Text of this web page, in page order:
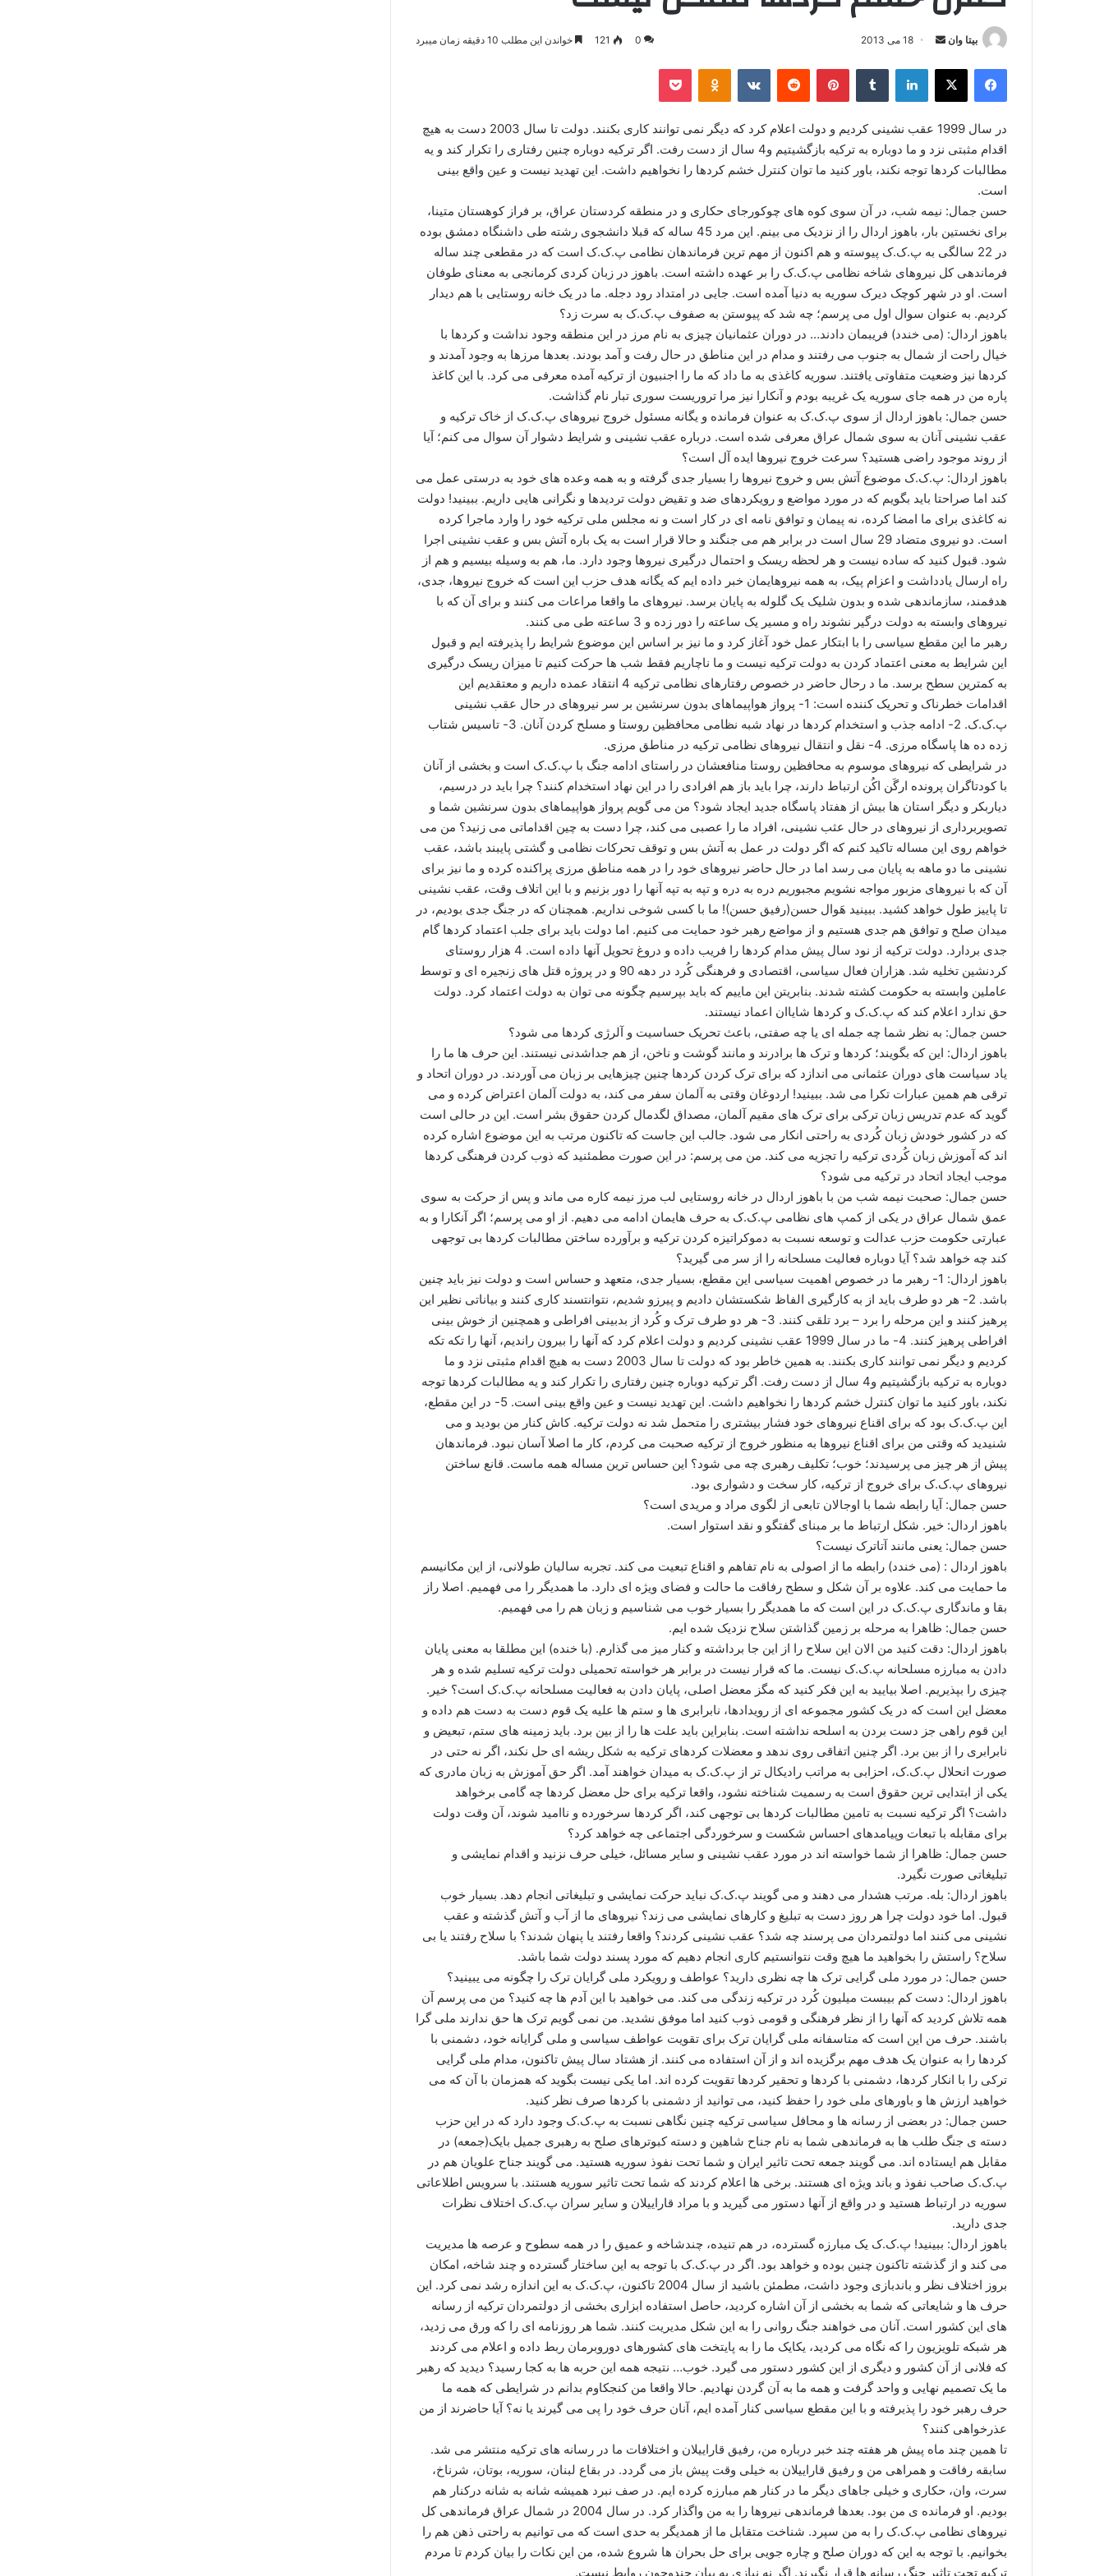
بیتا وان
ا
ی
م
ل
18 می 2013 0
121 خواندن این مطلب 10 دقیقه زمان میبرد
فیس بوک لینکدین ‫پین‌ترست ‫رددیت
در سال 1999 عقب نشینی کردیم و دولت اعلام کرد که دیگر نمی توانند کاری بکنند. دولت تا سال 2003 دست به هیچ
اقدام مثبتی نزد و ما دوباره به ترکیه بازگشیتیم و4 سال از دست رفت. اگر ترکیه دوباره چنین رفتاری را تکرار کند و یه
مطالبات کردها توجه نکند، باور کنید ما توان کنترل خشم کردها را نخواهیم داشت. این تهدید نیست و عین واقع بینی
است.
حسن جمال: نیمه شب، در آن سوی کوه های چوکورجای حکاری و در منطقه کردستان عراق، بر فراز کوهستان متینا،
برای نخستین بار، باهوز اردال را از نزدیک می بینم. این مرد 45 ساله که قبلا دانشجوی رشته طی داشنگاه دمشق بوده
در 22 سالگی به پ.ک.ک پیوسته و هم اکنون از مهم ترین فرماندهان نظامی پ.ک.ک است که در مقطعی چند ساله
فرماندهی کل نیروهای شاخه نظامی پ.ک.ک را بر عهده داشته است. باهوز در زبان کردی کرمانجی به معنای طوفان
است. او در شهر کوچک دیرک سوریه به دنیا آمده است. جایی در امتداد رود دجله. ما در یک خانه روستایی با هم دیدار
کردیم. به عنوان سوال اول می پرسم؛ چه شد که پیوستن به صفوف پ.ک.ک به سرت زد؟
باهوز اردال: (می خندد) فریبمان دادند… در دوران عثمانیان چیزی به نام مرز در این منطقه وجود نداشت و کردها با
خیال راحت از شمال به جنوب می رفتند و مدام در این مناطق در حال رفت و آمد بودند. بعدها مرزها به وجود آمدند و
کردها نیز وضعیت متفاوتی یافتند. سوریه کاغذی به ما داد که ما را اجنبیون از ترکیه آمده معرفی می کرد. با این کاغذ
پاره من در همه جای سوریه یک غریبه بودم و آنکارا نیز مرا تروریست سوری تبار نام گذاشت.
حسن جمال: باهوز اردال از سوی پ.ک.ک به عنوان فرمانده و یگانه مسئول خروج نیروهای پ.ک.ک از خاک ترکیه و
عقب نشینی آنان به سوی شمال عراق معرفی شده است. درباره عقب نشینی و شرایط دشوار آن سوال می کنم؛ آیا
از روند موجود راضی هستید؟ سرعت خروج نیروها ایده آل است؟
باهوز اردال: پ.ک.ک موضوع آتش بس و خروج نیروها را بسیار جدی گرفته و به همه وعده های خود به درستی عمل می
کند اما صراحتا باید بگویم که در مورد مواضع و رویکردهای ضد و تقیض دولت تردیدها و نگرانی هایی داریم. ببینید! دولت
نه کاغذی برای ما امضا کرده، نه پیمان و توافق نامه ای در کار است و نه مجلس ملی ترکیه خود را وارد ماجرا کرده
است. دو نیروی متضاد 29 سال است در برابر هم می جنگند و حالا قرار است به یک باره آتش بس و عقب نشینی اجرا
شود. قبول کنید که ساده نیست و هر لحظه ریسک و احتمال درگیری نیروها وجود دارد. ما، هم به وسیله بیسیم و هم از
راه ارسال یادداشت و اعزام پیک، به همه نیروهایمان خبر داده ایم که یگانه هدف حزب این است که خروج نیروها، جدی،
هدفمند، سازماندهی شده و بدون شلیک یک گلوله به پایان برسد. نیروهای ما واقعا مراعات می کنند و برای آن که با
نیروهای وابسته به دولت درگیر نشوند راه و مسیر یک ساعته را دور زده و 3 ساعته طی می کنند.
رهبر ما این مقطع سیاسی را با ابتکار عمل خود آغاز کرد و ما نیز بر اساس این موضوع شرایط را پذیرفته ایم و قبول
این شرایط به معنی اعتماد کردن به دولت ترکیه نیست و ما ناچاریم فقط شب ها حرکت کنیم تا میزان ریسک درگیری
به کمترین سطح برسد. ما د رحال حاضر در خصوص رفتارهای نظامی ترکیه 4 انتقاد عمده داریم و معتقدیم این
اقدامات خطرناک و تحریک کننده است: 1- پرواز هواپیماهای بدون سرنشین بر سر نیروهای در حال عقب نشینی
پ.ک.ک. 2- ادامه جذب و استخدام کردها در نهاد شبه نظامی محافظین روستا و مسلح کردن آنان. 3- تاسیس شتاب
زده ده ها پاسگاه مرزی. 4- نقل و انتقال نیروهای نظامی ترکیه در مناطق مرزی.
در شرایطی که نیروهای موسوم به محافظین روستا منافعشان در راستای ادامه جنگ با پ.ک.ک است و بخشی از آنان
با کودتاگران پرونده ارگَن اکُن ارتباط دارند، چرا باید باز هم افرادی را در این نهاد استخدام کنند؟ چرا باید در درسیم،
دیاربکر و دیگر استان ها بیش از هفتاد پاسگاه جدید ایجاد شود؟ من می گویم پرواز هواپیماهای بدون سرنشین شما و
تصویربرداری از نیروهای در حال عثب نشینی، افراد ما را عصبی می کند، چرا دست به چین اقداماتی می زنید؟ من می
خواهم روی این مساله تاکید کنم که اگر دولت در عمل به آتش بس و توقف تحرکات نظامی و گشتی پایبند باشد، عقب
نشینی ما دو ماهه به پایان می رسد اما در حال حاضر نیروهای خود را در همه مناطق مرزی پراکنده کرده و ما نیز برای
آن که با نیروهای مزبور مواجه نشویم مجبوریم دره به دره و تپه به تپه آنها را دور بزنیم و با این اتلاف وقت، عقب نشینی
تا پاییز طول خواهد کشید. ببینید هَوال حسن(رفیق حسن)! ما با کسی شوخی نداریم. همچنان که در جنگ جدی بودیم، در
میدان صلح و توافق هم جدی هستیم و از مواضع رهبر خود حمایت می کنیم. اما دولت باید برای جلب اعتماد کردها گام
جدی بردارد. دولت ترکیه از نود سال پیش مدام کردها را فریب داده و دروغ تحویل آنها داده است. 4 هزار روستای
کردنشین تخلیه شد. هزاران فعال سیاسی، اقتصادی و فرهنگی کُرد در دهه 90 و در پروژه قتل های زنجیره ای و توسط
عاملین وابسته به حکومت کشته شدند. بنابریتن این ماییم که باید بپرسیم چگونه می توان به دولت اعتماد کرد. دولت
حق ندارد اعلام کند که پ.ک.ک و کردها شایاان اعماد نیستند.
حسن جمال: به نظر شما چه جمله ای یا چه صفتی، باعث تحریک حساسیت و آلرژی کردها می شود؟
باهوز اردال: این که بگویند؛ کردها و ترک ها برادرند و مانند گوشت و ناخن، از هم جداشدنی نیستند. این حرف ها ما را
یاد سیاست های دوران عثمانی می اندازد که برای ترک کردن کردها چنین چیزهایی بر زبان می آوردند. در دوران اتحاد و
ترقی هم همین عبارات تکرا می شد. ببینید! اردوغان وقتی به آلمان سفر می کند، به دولت آلمان اعتراض کرده و می
گوید که عدم تدریس زبان ترکی برای ترک های مقیم آلمان، مصداق لگدمال کردن حقوق بشر است. این در حالی است
که در کشور خودش زبان کُردی به راحتی انکار می شود. جالب این جاست که تاکنون مرتب به این موضوع اشاره کرده
اند که آموزش زبان کُردی ترکیه را تجزیه می کند. من می پرسم: در این صورت مطمئنید که ذوب کردن فرهنگی کردها
موجب ایجاد اتحاد در ترکیه می شود؟
حسن جمال: صحبت نیمه شب من با باهوز اردال در خانه روستایی لب مرز نیمه کاره می ماند و پس از حرکت به سوی
عمق شمال عراق در یکی از کمپ های نظامی پ.ک.ک به حرف هایمان ادامه می دهیم. از او می پرسم؛ اگر آنکارا و به
عبارتی حکومت حزب عدالت و توسعه نسبت به دموکراتیزه کردن ترکیه و برآورده ساختن مطالبات کردها بی توجهی
کند چه خواهد شد؟ آیا دوباره فعالیت مسلحانه را از سر می گیرید؟
باهوز اردال: 1- رهبر ما در خصوص اهمیت سیاسی این مقطع، بسیار جدی، متعهد و حساس است و دولت نیز باید چنین
باشد. 2- هر دو طرف باید از به کارگیری الفاظ شکستشان دادیم و پیرزو شدیم، نتوانتسند کاری کنند و بیاناتی نظیر این
پرهیز کنند و این مرحله را برد – برد تلقی کنند. 3- هر دو طرف ترک و کُرد از بدبینی افراطی و همچنین از خوش بینی
افراطی پرهیز کنند. 4- ما در سال 1999 عقب نشینی کردیم و دولت اعلام کرد که آنها را بیرون راندیم، آنها را تکه تکه
کردیم و دیگر نمی توانند کاری بکنند. به همین خاطر بود که دولت تا سال 2003 دست به هیچ اقدام مثبتی نزد و ما
دوباره به ترکیه بازگشیتیم و4 سال از دست رفت. اگر ترکیه دوباره چنین رفتاری را تکرار کند و یه مطالبات کردها توجه
نکند، باور کنید ما توان کنترل خشم کردها را نخواهیم داشت. این تهدید نیست و عین واقع بینی است. 5- در این مقطع،
این پ.ک.ک بود که برای اقناع نیروهای خود فشار بیشتری را متحمل شد نه دولت ترکیه. کاش کنار من بودید و می
شنیدید که وقتی من برای اقناع نیروها به منظور خروج از ترکیه صحبت می کردم، کار ما اصلا آسان نبود. فرماندهان
پیش از هر چیز می پرسیدند؛ خوب؛ تکلیف رهبری چه می شود؟ این حساس ترین مساله همه ماست. قانع ساختن
نیروهای پ.ک.ک برای خروج از ترکیه، کار سخت و دشواری بود.
حسن جمال: آیا رابطه شما با اوجالان تابعی از لگوی مراد و مریدی است؟
باهوز اردال: خیر. شکل ارتباط ما بر مبنای گفتگو و نقد استوار است.
حسن جمال: یعنی مانند آتاترک نیست؟
باهوز اردال : (می خندد) رابطه ما از اصولی به نام تفاهم و اقناع تبعیت می کند. تجربه سالیان طولانی، از این مکانیسم
ما حمایت می کند. علاوه بر آن شکل و سطح رفاقت ما حالت و فضای ویژه ای دارد. ما همدیگر را می فهمیم. اصلا راز
بقا و ماندگاری پ.ک.ک در این است که ما همدیگر را بسیار خوب می شناسیم و زبان هم را می فهمیم.
حسن جمال: ظاهرا به مرحله بر زمین گذاشتن سلاح نزدیک شده ایم.
باهوز اردال: دقت کنید من الان این سلاح را از این جا برداشته و کنار میز می گذارم. (با خنده) این مطلقا به معنی پایان
دادن به مبارزه مسلحانه پ.ک.ک نیست. ما که قرار نیست در برابر هر خواسته تحمیلی دولت ترکیه تسلیم شده و هر
چیزی را بپذیریم. اصلا بیایید به این فکر کنید که مگز معضل اصلی، پایان دادن به فعالیت مسلحانه پ.ک.ک است؟ خیر.
معضل این است که در یک کشور مجموعه ای از رویدادها، نابرابری ها و ستم ها علیه یک قوم دست به دست هم داده و
این قوم راهی جز دست بردن به اسلحه نداشته است. بنابراین باید علت ها را از بین برد. باید زمینه های ستم، تبعیض و
نابرابری را از بین برد. اگر چنین اتفاقی روی ندهد و معضلات کردهای ترکیه به شکل ریشه ای حل نکند، اگر نه حتی در
صورت انحلال پ.ک.ک، احزابی به مراتب رادیکال تر از پ.ک.ک به میدان خواهند آمد. اگر حق آموزش به زبان مادری که
یکی از ابتدایی ترین حقوق است به رسمیت شناخته نشود، واقعا ترکیه برای حل معضل کردها چه گامی برخواهد
داشت؟ اگر ترکیه نسبت به تامین مطالبات کردها بی توجهی کند، اگر کردها سرخورده و ناامید شوند، آن وقت دولت
برای مقابله با تبعات وپیامدهای احساس شکست و سرخوردگی اجتماعی چه خواهد کرد؟
حسن جمال: ظاهرا از شما خواسته اند در مورد عقب نشینی و سایر مسائل، خیلی حرف نزنید و اقدام نمایشی و
تبلیغاتی صورت نگیرد.
باهوز اردال: بله. مرتب هشدار می دهند و می گویند پ.ک.ک نباید حرکت نمایشی و تبلیغاتی انجام دهد. بسیار خوب
قبول. اما خود دولت چرا هر روز دست به تبلیغ و کارهای نمایشی می زند؟ نیروهای ما از آب و آتش گذشته و عقب
نشینی می کنند اما دولتمردان می پرسند چه شد؟ عقب نشینی کردند؟ واقعا رفتند یا پنهان شدند؟ با سلاح رفتند یا بی
سلاح؟ راستش را بخواهید ما هیچ وقت نتوانستیم کاری انجام دهیم که مورد پسند دولت شما باشد.
حسن جمال: در مورد ملی گرایی ترک ها چه نظری دارید؟ عواطف و رویکرد ملی گرایان ترک را چگونه می یبینید؟
باهوز اردال: دست کم بیبست میلیون کُرد در ترکیه زندگی می کند. می خواهید با این آدم ها چه کنید؟ من می پرسم آن
همه تلاش کردید که آنها را از نظر فرهنگی و قومی ذوب کنید اما موفق نشدید. من نمی گویم ترک ها حق ندارند ملی گرا
باشند. حرف من این است که متاسفانه ملی گرایان ترک برای تقویت عواطف سیاسی و ملی گرایانه خود، دشمنی با
کردها را به عنوان یک هدف مهم برگزیده اند و از آن استفاده می کنند. از هشتاد سال پیش تاکنون، مدام ملی گرایی
ترکی را با انکار کردها، دشمنی با کردها و تحقیر کردها تقویت کرده اند. اما یکی نیست بگوید که همزمان با آن که می
خواهید ارزش ها و باورهای ملی خود را حفظ کنید، می توانید از دشمنی با کردها صرف نظر کنید.
حسن جمال: در بعضی از رسانه ها و محافل سیاسی ترکیه چنین نگاهی نسبت به پ.ک.ک وجود دارد که در این حزب
دسته ی جنگ طلب ها به فرماندهی شما به نام جناح شاهین و دسته کبوترهای صلح به رهبری جمیل بایک(جمعه) در
مقابل هم ایستاده اند. می گویند جمعه تحت تاثیر ایران و شما تحت نفوذ سوریه هستید. می گویند جناح علویان هم در
پ.ک.ک صاحب نفوذ و باند ویژه ای هستند. برخی ها اعلام کردند که شما تحت تاثیر سوریه هستند. با سرویس اطلاعاتی
سوریه در ارتباط هستید و در واقع از آنها دستور می گیرید و با مراد قاراییلان و سایر سران پ.ک.ک اختلاف نظرات
جدی دارید.
باهوز اردال: ببینید! پ.ک.ک یک مبارزه گسترده، در هم تنیده، چندشاخه و عمیق را در همه سطوح و عرصه ها مدیریت
می کند و از گذشته تاکنون چنین بوده و خواهد بود. اگر در پ.ک.ک با توجه به این ساختار گسترده و چند شاخه، امکان
بروز اختلاف نظر و باندبازی وجود داشت، مطمئن باشید از سال 2004 تاکنون، پ.ک.ک به این اندازه رشد نمی کرد. این
حرف ها و شایعاتی که شما به بخشی از آن اشاره کردید، حاصل استفاده ابزاری بخشی از دولتمردان ترکیه از رسانه
های این کشور است. آنان می خواهند جنگ روانی را به این شکل مدیریت کنند. شما هر روزنامه ای را که ورق می زدید،
هر شبکه تلویزیون را که نگاه می کردید، یکایک ما را به پایتخت های کشورهای دوروبرمان ربط داده و اعلام می کردند
که فلانی از آن کشور و دیگری از این کشور دستور می گیرد. خوب… نتیجه همه این حربه ها به کجا رسید؟ دیدید که رهبر
ما یک تصمیم نهایی و واحد گرفت و همه ما به آن گردن نهادیم. حالا واقعا من کنجکاوم بدانم در شرایطی که همه ما
حرف رهبر خود را پذیرفته و با این مقطع سیاسی کنار آمده ایم، آنان حرف خود را پی می گیرند یا نه؟ آیا حاضرند از من
عذرخواهی کنند؟
تا همین چند ماه پیش هر هفته چند خبر درباره من، رفیق قاراییلان و اختلافات ما در رسانه های ترکیه منتشر می شد.
سابقه رفاقت و همراهی من و رفیق قاراییلان به خیلی وقت پیش باز می گردد. در بقاع لبنان، سوریه، بوتان، شرناخ،
سرت، وان، حکاری و خیلی جاهای دیگر ما در کنار هم مبارزه کرده ایم. در صف نبرد همیشه شانه به شانه درکنار هم
بودیم. او فرمانده ی من بود. بعدها فرماندهی نیروها را به من واگذار کرد. در سال 2004 در شمال عراق فرماندهی کل
نیروهای نظامی پ.ک.ک را به من سپرد. شناخت متقابل ما از همدیگر به حدی است که می توانیم به راحتی ذهن هم را
بخوانیم. با توجه به این که دوران صلح و چاره جویی برای حل بحران ها شروع شده، من این نکات را بیان کردم تا مردم
ترکیه تحت تاثیر جنگ رسانه ها قرار نگیرند. اگر نه نیازی به بیان چندوچون روابط نیست.